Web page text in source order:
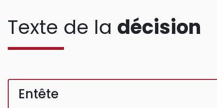
Texte de la décision
Entête